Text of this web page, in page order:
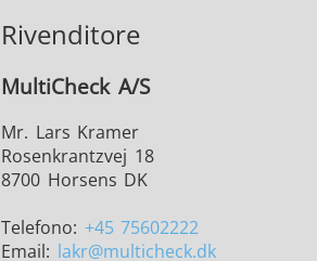
Rivenditore
MultiCheck A/S
Mr. Lars Kramer
Rosenkrantzvej 18
8700 Horsens DK
Telefono: +45 75602222
Email: lakr@multicheck.dk